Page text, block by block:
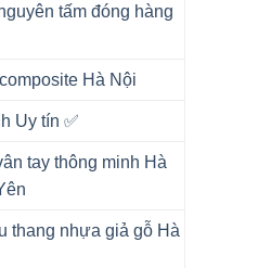
tấm đóng hàng
Hà Nội
Uy tín ✅
tay thông minh Hà
thang nhựa giả gỗ Hà